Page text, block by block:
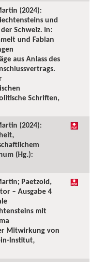
(2024):
und
Schweiz. In:
und Fabian
aus Anlass des
Schriften,
(2024):
(Hg.):
Paetzold,
– Ausgabe 4
mit
Mitwirkung von
Institut,